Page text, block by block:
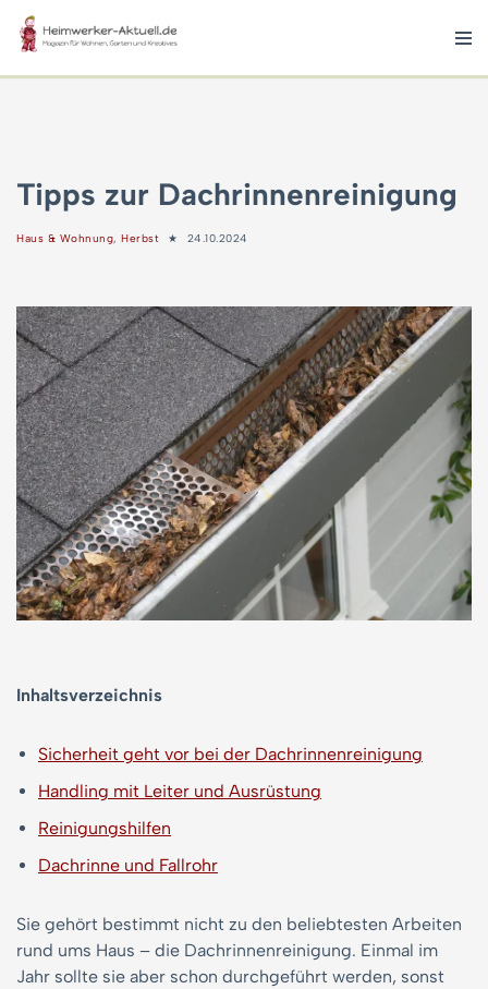
Zum
Inhalt
Tipps zur Dachrinnenreinigung
Haus & Wohnung, Herbst 24.10.2024
Inhaltsverzeichnis
Sicherheit geht vor bei der Dachrinnenreinigung
Handling mit Leiter und Ausrüstung
Reinigungshilfen
Dachrinne und Fallrohr
Sie gehört bestimmt nicht zu den beliebtesten Arbeiten
rund ums Haus – die Dachrinnenreinigung. Einmal im
Jahr sollte sie aber schon durchgeführt werden, sonst